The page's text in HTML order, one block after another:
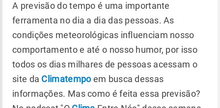
A previsão do tempo é uma importante
ferramenta no dia a dia das pessoas. As
condições meteorológicas influenciam nosso
comportamento e até o nosso humor, por isso
todos os dias milhares de pessoas acessam o
site da Climatempoem busca dessas
informações. Mas como é feita essa previsão?